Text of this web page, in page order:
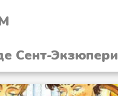
Сент-Экзюпери